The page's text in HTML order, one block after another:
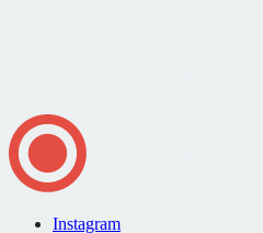
Instagram